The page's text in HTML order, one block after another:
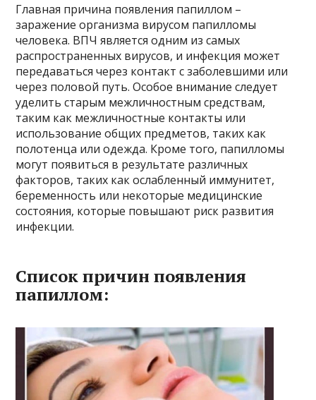
Главная причина появления папиллом –
заражение организма вирусом папилломы
человека. ВПЧ является одним из самых
распространенных вирусов, и инфекция может
передаваться через контакт с заболевшими или
через половой путь. Особое внимание следует
уделить старым межличностным средствам,
таким как межличностные контакты или
использование общих предметов, таких как
полотенца или одежда. Кроме того, папилломы
могут появиться в результате различных
факторов, таких как ослабленный иммунитет,
беременность или некоторые медицинские
состояния, которые повышают риск развития
инфекции.
Список причин появления
папиллом: